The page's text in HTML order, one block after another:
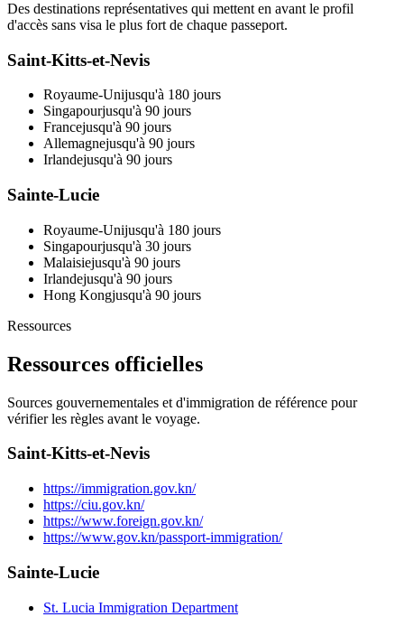
Des destinations représentatives qui mettent en avant le profil
d'accès sans visa le plus fort de chaque passeport.
Saint-Kitts-et-Nevis
Royaume-Unijusqu'à 180 jours
Singapourjusqu'à 90 jours
Francejusqu'à 90 jours
Allemagnejusqu'à 90 jours
Irlandejusqu'à 90 jours
Sainte-Lucie
Royaume-Unijusqu'à 180 jours
Singapourjusqu'à 30 jours
Malaisiejusqu'à 90 jours
Irlandejusqu'à 90 jours
Hong Kongjusqu'à 90 jours
Ressources
Ressources officielles
Sources gouvernementales et d'immigration de référence pour
vérifier les règles avant le voyage.
Saint-Kitts-et-Nevis
https://immigration.gov.kn/
https://ciu.gov.kn/
https://www.foreign.gov.kn/
https://www.gov.kn/passport-immigration/
Sainte-Lucie
St. Lucia Immigration Department